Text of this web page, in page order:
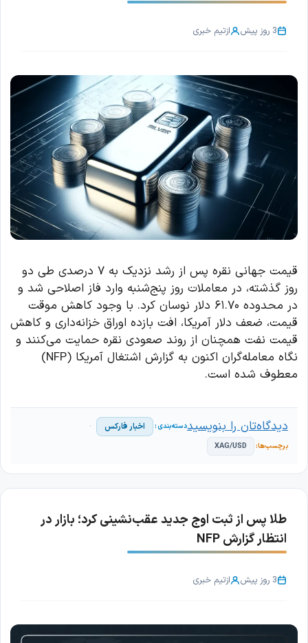
3 روز پیش ازتیم خبری
قیمت جهانی نقره پس از رشد نزدیک به ۷ درصدی طی دو
روز گذشته، در معاملات روز پنج‌شنبه وارد فاز اصلاحی شد و
در محدوده ۶۱.۷۰ دلار نوسان کرد. با وجود کاهش موقت
قیمت، ضعف دلار آمریکا، افت بازده اوراق خزانه‌داری و کاهش
قیمت نفت همچنان از روند صعودی نقره حمایت می‌کنند و
نگاه معامله‌گران اکنون به گزارش اشتغال آمریکا (NFP)
معطوف شده است.
اخبار فارکس
XAG/USD
دیدگاه‌تان را بنویسید
طلا پس از ثبت اوج جدید عقب‌نشینی کرد؛ بازار در
انتظار گزارش NFP
3 روز پیش ازتیم خبری